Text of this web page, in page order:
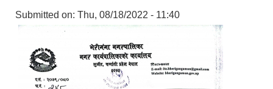
Submitted on: Thu, 08/18/2022 - 11:40